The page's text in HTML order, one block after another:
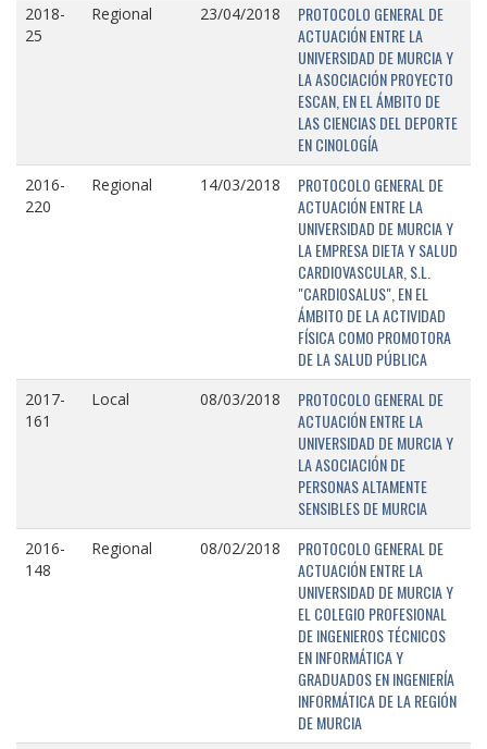
2018-
25
Regional 23/04/2018
PROTOCOLO GENERAL DE
ACTUACIÓN ENTRE LA
UNIVERSIDAD DE MURCIA Y
LA ASOCIACIÓN PROYECTO
ESCAN, EN EL ÁMBITO DE
LAS CIENCIAS DEL DEPORTE
EN CINOLOGÍA
2016-
220
Regional 14/03/2018
PROTOCOLO GENERAL DE
ACTUACIÓN ENTRE LA
UNIVERSIDAD DE MURCIA Y
LA EMPRESA DIETA Y SALUD
CARDIOVASCULAR, S.L.
"CARDIOSALUS", EN EL
ÁMBITO DE LA ACTIVIDAD
FÍSICA COMO PROMOTORA
DE LA SALUD PÚBLICA
2017-
161
Local 08/03/2018
PROTOCOLO GENERAL DE
ACTUACIÓN ENTRE LA
UNIVERSIDAD DE MURCIA Y
LA ASOCIACIÓN DE
PERSONAS ALTAMENTE
SENSIBLES DE MURCIA
2016-
148
Regional 08/02/2018
PROTOCOLO GENERAL DE
ACTUACIÓN ENTRE LA
UNIVERSIDAD DE MURCIA Y
EL COLEGIO PROFESIONAL
DE INGENIEROS TÉCNICOS
EN INFORMÁTICA Y
GRADUADOS EN INGENIERÍA
INFORMÁTICA DE LA REGIÓN
DE MURCIA